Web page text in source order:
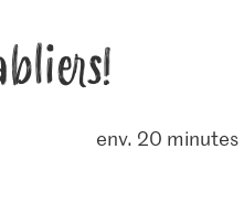
env. 20 minutes